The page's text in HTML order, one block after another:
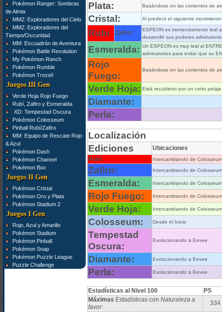
Pokémon Ranger: Sombras
de Almia
MM2: Exploradores del Cielo
MM2: Exploradores del
Tiempo/Oscuridad
MM: Escuadrón de Aventura
Pokémon Battle Revolution
My Pokémon Ranch
Pokémon Rumble
Pokémon Trozei!
Juegos III Gen
Verde Hoja Rojo Fuego
Rubí, Zafiro y Esmeralda
XD: Tempestad Oscura
Pokémon Colosseum
Pinball Rubí/Zafiro
MM: Equipo de Rescate Rojo
& Azul
Pokémon Dash
Pokémon Channel
Pokémon Box
Juegos II Gen
Pokémon Cristal
Pokémon Oro y Plata
Pokémon Stadium 2
Juegos I Gen
Rojo, Azul y Amarillo
Pokémon Stadium
Pokémon Pinball
Pokémon Snap
Pokémon Puzzle League
Puzzle Challenge
Plata: Basándose en las corrientes de
Cristal: Al predecir el siguiente
Rubí Zafiro:
ESPEON es tremendamente leal
desarrolló sus poderes
Esmeralda: Un ESPEON es muy leal al
adivinatorios para evitar que su
Rojo
Fuego:
Basándose en las corrientes de
Verde Hoja: Está recubierto por un corto
Diamante:
Perla:
Localización
Ediciones
Ubicaciones
Rubí:
Intercambiando de
Zafiro: Intercambiando de
Esmeralda: Intercambiando de
Rojo Fuego: Intercambiando de
Verde Hoja: Intercambiando de
Colosseum: Desde el Inicio
Tempestad
Oscura:
Evolucionando a Eevee
Diamante: Evolucionando a Eevee
Perla: Evolucionando a Eevee
Estadísticas al Nivel 100
PS
Máximas Estadísticas con Naturaleza a
favor:
334